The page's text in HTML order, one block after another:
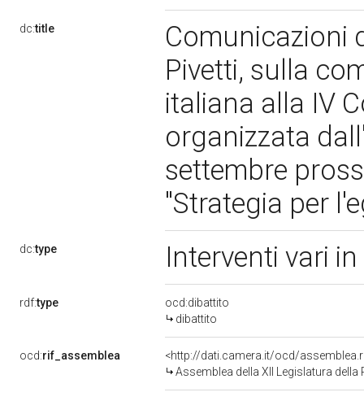
dc:title
Comunicazioni
Pivetti, sulla
italiana alla IV
organizzata
settembre
"Strategia per
dc:type Interventi vari
rdf:type
ocd:dibattito
dibattito
ocd:rif_assemblea
<http://dati.camera.it/ocd/
Assemblea della XII Legislatura della